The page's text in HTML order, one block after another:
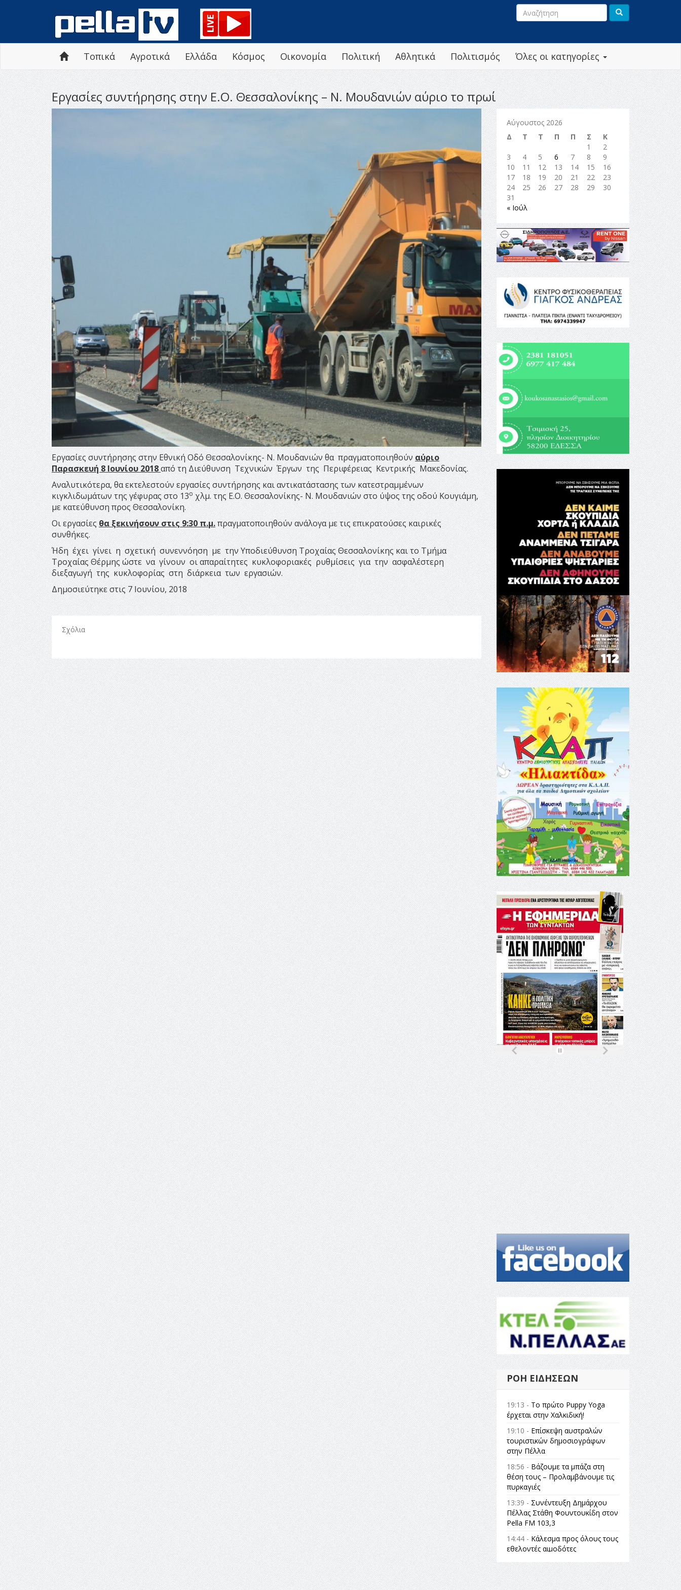
Όλες οι κατηγορίες
Τοπικά Αγροτικά Ελλάδα Κόσμος Οικονομία Πολιτική Αθλητικά Πολιτισμός
Εργασίες συντήρησης στην Ε.Ο. Θεσσαλονίκης – Ν. Μουδανιών αύριο το πρωί
Εργασίες συντήρησης στην Εθνική Οδό Θεσσαλονίκης- Ν. Μουδανιών θα πραγματοποιηθούν αύριο
Παρασκευή 8 Ιουνίου 2018από τη Διεύθυνση Τεχνικών Έργων της Περιφέρειας Κεντρικής Μακεδονίας.
Αναλυτικότερα, θα εκτελεστούν εργασίες συντήρησης και αντικατάστασης των κατεστραμμένων
κιγκλιδωμάτων της γέφυρας στο 13ο χλμ. της Ε.Ο. Θεσσαλονίκης- Ν. Μουδανιών στο ύψος της οδού Κουγιάμη,
με κατεύθυνση προς Θεσσαλονίκη.
Οι εργασίες θα ξεκινήσουν στις 9:30 π.μ.πραγματοποιηθούν ανάλογα με τις επικρατούσες καιρικές
συνθήκες.
Ήδη έχει γίνει η σχετική συνεννόηση με την Υποδιεύθυνση Τροχαίας Θεσσαλονίκης και το Τμήμα
Τροχαίας Θέρμης ώστε να γίνουν οι απαραίτητες κυκλοφοριακές ρυθμίσεις για την ασφαλέστερη
διεξαγωγή της κυκλοφορίας στη διάρκεια των εργασιών.
Δημοσιεύτηκε στις 7 Ιουνίου, 2018
Σχόλια
Αύγουστος 2026
Δ
Τ Τ Π Π Σ
Κ
1
2
3
4 5 6 7 8
9
10
11 12 13 14 15
16
17
18 19 20 21 22
23
24
25 26 27 28 29
30
31
« Ιούλ
ΡΟΉ ΕΙΔΉΣΕΩΝ
19:13 - Το πρώτο Puppy Yoga
έρχεται στην Χαλκιδική!
19:10 - Επίσκεψη αυστραλών
τουριστικών δημοσιογράφων
στην Πέλλα
18:56 - Βάζουμε τα μπάζα στη
θέση τους – Προλαμβάνουμε τις
πυρκαγιές
13:39 - Συνέντευξη Δημάρχου
Πέλλας Στάθη Φουντουκίδη στον
Pella FM 103,3
14:44 - Κάλεσμα προς όλους τους
εθελοντές αιμοδότες
14:23 -Όλη η Ελλάδα ένας
πολιτισμός Μουσική
εγκατάσταση Πόλεμος και